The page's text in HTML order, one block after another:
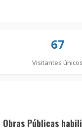
67
Visitantes únicos
Obras Públicas